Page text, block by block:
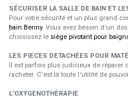
SÉCURISER LA SALLE DE BAIN ET
Pour votre sécurité et un plus grand
bain Benny. Vous avez besoin d'un
choisissez le siège pivotant pour
LES PIECES DETACHÉES POUR
Il est parfois plus judicieux de
racheter. C'est là toute l'utilité de
L'OXYGENOTHÉRAPIE